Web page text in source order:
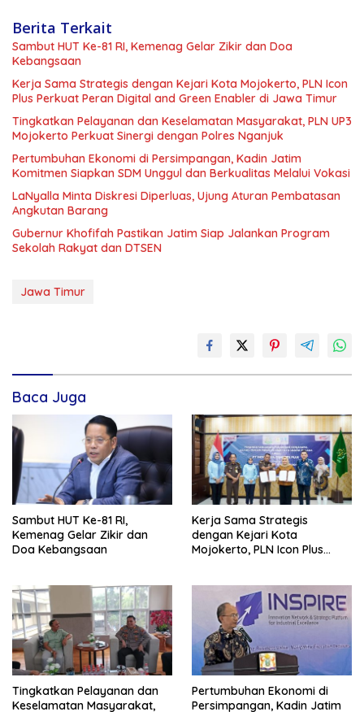
Berita Terkait
Sambut HUT Ke-81 RI, Kemenag Gelar Zikir dan Doa
Kebangsaan
Kerja Sama Strategis dengan Kejari Kota Mojokerto, PLN Icon
Plus Perkuat Peran Digital and Green Enabler di Jawa Timur
Tingkatkan Pelayanan dan Keselamatan Masyarakat, PLN UP3
Mojokerto Perkuat Sinergi dengan Polres Nganjuk
Pertumbuhan Ekonomi di Persimpangan, Kadin Jatim
Komitmen Siapkan SDM Unggul dan Berkualitas Melalui Vokasi
LaNyalla Minta Diskresi Diperluas, Ujung Aturan Pembatasan
Angkutan Barang
Gubernur Khofifah Pastikan Jatim Siap Jalankan Program
Sekolah Rakyat dan DTSEN
Jawa Timur
Baca Juga
Sambut HUT Ke-81 RI,
Kemenag Gelar Zikir dan
Doa Kebangsaan
Kerja Sama Strategis
dengan Kejari Kota
Mojokerto, PLN Icon Plus
Tingkatkan Pelayanan dan
Keselamatan Masyarakat,
Pertumbuhan Ekonomi di
Persimpangan, Kadin Jatim